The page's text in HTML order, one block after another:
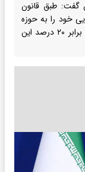
طبق قانون
اعطایی خود را به حوزه
مسکن اختصاص دهند و بانک‌های متخلف باید برابر ۲۰ درصد این